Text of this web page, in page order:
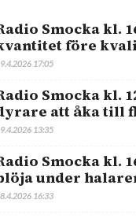
Smocka kl.
före
17:05
Smocka kl.
att åka till
13:35
Smocka kl.
under
16:33